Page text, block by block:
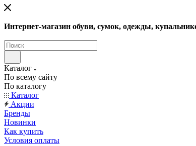
Интернет-магазин обуви, сумок, одежды,
Каталог
По всему сайту
По каталогу
Каталог
Акции
Бренды
Новинки
Как купить
Условия оплаты